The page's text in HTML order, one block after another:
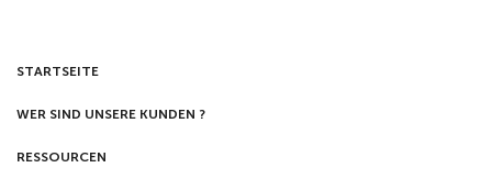
STARTSEITE
WER SIND UNSERE KUNDEN ?
RESSOURCEN